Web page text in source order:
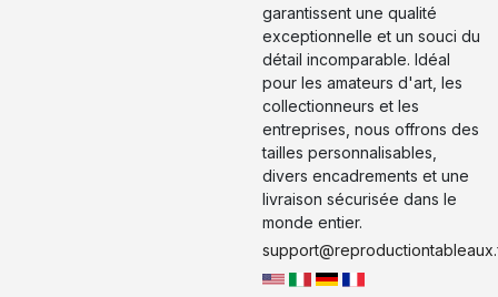
garantissent une qualité
exceptionnelle et un souci du
détail incomparable. Idéal
pour les amateurs d'art, les
collectionneurs et les
entreprises, nous offrons des
tailles personnalisables,
divers encadrements et une
livraison sécurisée dans le
monde entier.